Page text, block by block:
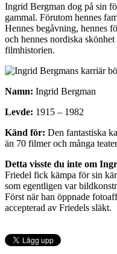
Ingrid Bergman dog på sin
gammal. Förutom hennes
Hennes begåvning, hennes
och hennes nordiska
filmhistorien.
Namn: Ingrid Bergman
Levde: 1915 – 1982
Känd för: Den fantastiska
än 70 filmer och många
Detta visste du inte om
Friedel fick kämpa för sin
som egentligen var
Först när han öppnade
accepterad av Friedels släkt.